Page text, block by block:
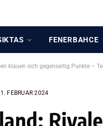
FENERBAHCE
klauen sich gegenseitig Punkte –
FEBRUAR 2024